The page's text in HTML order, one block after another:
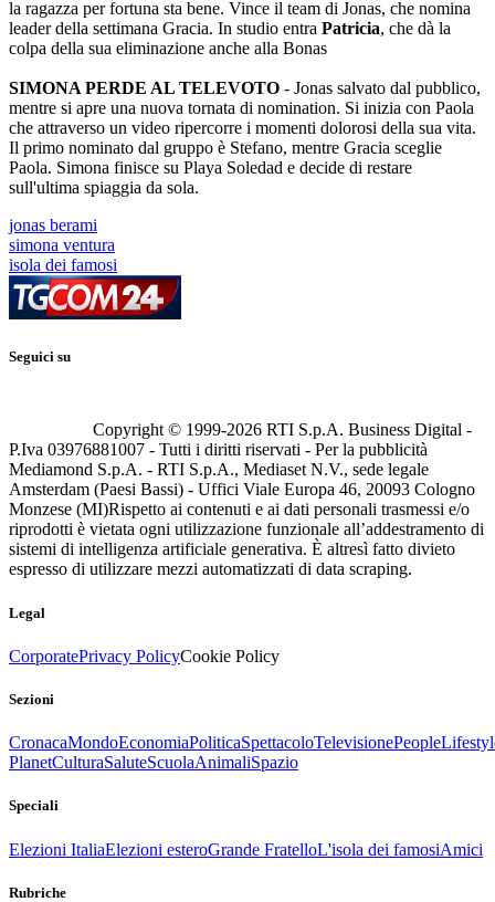
la ragazza per fortuna sta bene. Vince il team di Jonas, che nomina
leader della settimana Gracia. In studio entra Patricia, che dà la
colpa della sua eliminazione anche alla Bonas
SIMONA PERDE AL TELEVOTO - Jonas salvato dal pubblico,
mentre si apre una nuova tornata di nomination. Si inizia con Paola
che attraverso un video ripercorre i momenti dolorosi della sua vita.
Il primo nominato dal gruppo è Stefano, mentre Gracia sceglie
Paola. Simona finisce su Playa Soledad e decide di restare
sull'ultima spiaggia da sola.
jonas berami
simona ventura
isola dei famosi
Seguici su
Copyright © 1999-2026 RTI S.p.A. Business Digital -
P.Iva 03976881007 - Tutti i diritti riservati - Per la pubblicità
Mediamond S.p.A. - RTI S.p.A., Mediaset N.V., sede legale
Amsterdam (Paesi Bassi) - Uffici Viale Europa 46, 20093 Cologno
Monzese (MI)Rispetto ai contenuti e ai dati personali trasmessi e/o
riprodotti è vietata ogni utilizzazione funzionale all’addestramento di
sistemi di intelligenza artificiale generativa. È altresì fatto divieto
espresso di utilizzare mezzi automatizzati di data scraping.
Legal
CorporatePrivacy PolicyCookie Policy
Sezioni
CronacaMondoEconomiaPoliticaSpettacoloTelevisionePeople
PlanetCulturaSaluteScuolaAnimaliSpazio
Speciali
Elezioni ItaliaElezioni esteroGrande FratelloL'isola dei famosiAmici
Rubriche